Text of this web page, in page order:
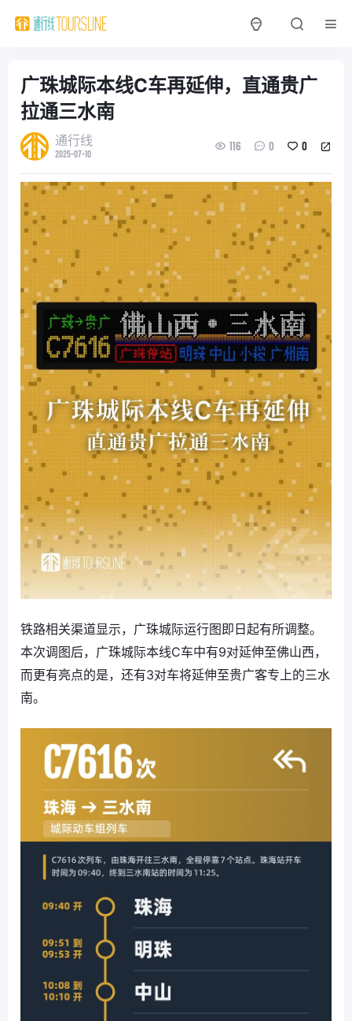
广珠城际本线C车再延伸，直通贵广
拉通三水南
通行线
2025-07-10
116 0 0
铁路相关渠道显示，广珠城际运行图即日起有所调整。
本次调图后，广珠城际本线C车中有9对延伸至佛山西，
而更有亮点的是，还有3对车将延伸至贵广客专上的三水
南。